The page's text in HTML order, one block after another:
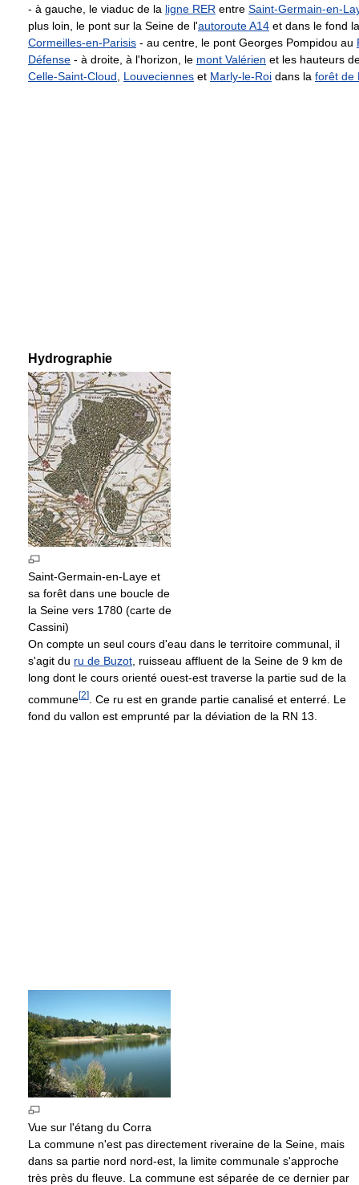
- à gauche, le viaduc de la ligne RER entre Saint-Germain-en-
plus loin, le pont sur la Seine de l'autoroute A14 et dans le fond
Cormeilles-en-Parisis - au centre, le pont Georges Pompidou au
Défense - à droite, à l'horizon, le mont Valérien et les hauteurs
Celle-Saint-Cloud
Louveciennes et Marly-le-Roi dans la forêt de
Hydrographie
Saint-Germain-en-Laye et
sa forêt dans une boucle de
la Seine vers 1780 (carte de
Cassini)
On compte un seul cours d'eau dans le territoire communal, il
s'agit du ru de Buzot , ruisseau affluent de la Seine de 9 km de
long dont le cours orienté ouest-est traverse la partie sud de la
commune[2]
. Ce ru est en grande partie canalisé et enterré. Le
fond du vallon est emprunté par la déviation de la RN 13.
Vue sur l'étang du Corra
La commune n'est pas directement riveraine de la Seine, mais
dans sa partie nord nord-est, la limite communale s'approche
très près du fleuve. La commune est séparée de ce dernier par